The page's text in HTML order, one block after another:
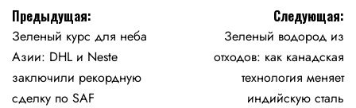
Навигация
по
записям
Предыдущая:
Зеленый курс для неба
Азии: DHL и Neste
заключили рекордную
сделку по SAF
Следующая:
Зеленый водород из
отходов: как канадская
технология меняет
индийскую сталь